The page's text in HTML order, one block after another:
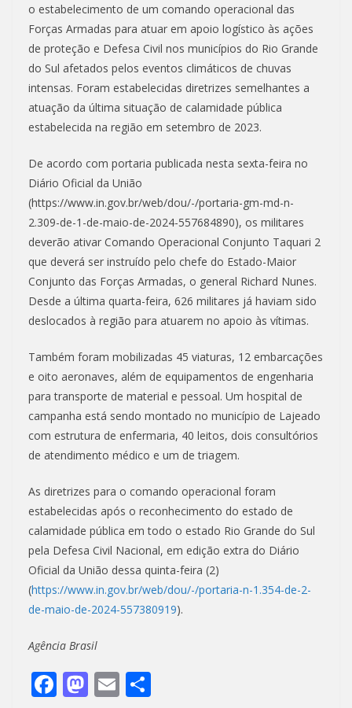
o estabelecimento de um comando operacional das
Forças Armadas para atuar em apoio logístico às ações
de proteção e Defesa Civil nos municípios do Rio Grande
do Sul afetados pelos eventos climáticos de chuvas
intensas. Foram estabelecidas diretrizes semelhantes a
atuação da última situação de calamidade pública
estabelecida na região em setembro de 2023.
De acordo com portaria publicada nesta sexta-feira no
Diário Oficial da União
(https://www.in.gov.br/web/dou/-/portaria-gm-md-n-
2.309-de-1-de-maio-de-2024-557684890), os militares
deverão ativar Comando Operacional Conjunto Taquari 2
que deverá ser instruído pelo chefe do Estado-Maior
Conjunto das Forças Armadas, o general Richard Nunes.
Desde a última quarta-feira, 626 militares já haviam sido
deslocados à região para atuarem no apoio às vítimas.
Também foram mobilizadas 45 viaturas, 12 embarcações
e oito aeronaves, além de equipamentos de engenharia
para transporte de material e pessoal. Um hospital de
campanha está sendo montado no município de Lajeado
com estrutura de enfermaria, 40 leitos, dois consultórios
de atendimento médico e um de triagem.
As diretrizes para o comando operacional foram
estabelecidas após o reconhecimento do estado de
calamidade pública em todo o estado Rio Grande do Sul
pela Defesa Civil Nacional, em edição extra do Diário
Oficial da União dessa quinta-feira (2)
(https://www.in.gov.br/web/dou/-/portaria-n-1.354-de-2-
de-maio-de-2024-557380919).
Agência Brasil
F M E